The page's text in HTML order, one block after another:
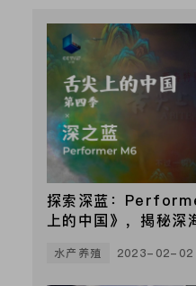
探索深蓝：
上的中国》，揭秘深
水产养殖 2023-02-02